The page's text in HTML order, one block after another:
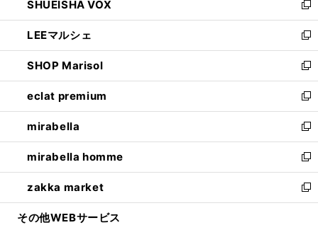
で
開
く
ド
ウ
で
開
く
ィ
ン
ド
ウ
で
開
く
い
ウ
ィ
ン
ド
ウ
で
開
く
SHUEISHA VOX
新
し
い
ウ
ィ
ン
ド
ウ
で
開
く
LEEマルシェ
新
し
い
ウ
ィ
ン
ド
ウ
で
開
く
SHOP Marisol
新
し
い
ウ
ィ
ン
ド
ウ
で
開
eclat premium
新
し
い
ウ
ィ
ン
ド
ウ
mirabella
新
し
い
ウ
ィ
ン
mirabella homme
新
し
い
ウ
zakka market
新
し
その他WEBサービス